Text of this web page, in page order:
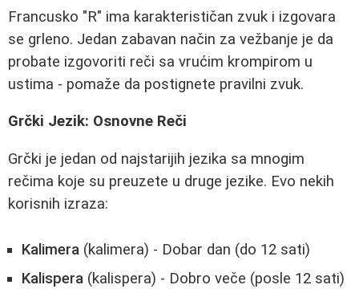
Francusko "R" ima karakterističan zvuk i izgovara
se grleno. Jedan zabavan način za vežbanje je da
probate izgovoriti reči sa vrućim krompirom u
ustima - pomaže da postignete pravilni zvuk.
Grčki Jezik: Osnovne Reči
Grčki je jedan od najstarijih jezika sa mnogim
rečima koje su preuzete u druge jezike. Evo nekih
korisnih izraza:
Kalimera (kalimera) - Dobar dan (do 12 sati)
Kalispera (kalispera) - Dobro veče (posle 12 sati)